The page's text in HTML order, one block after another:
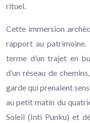
rituel.
Cette immersion
rapport au
terme d’un trajet en
d’un réseau de
garde qui prenaient
au petit matin du
Soleil (Inti Punku) et